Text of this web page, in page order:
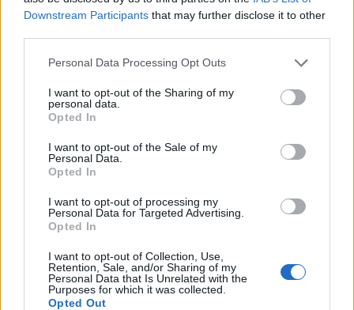
Downstream Participants that may further disclose it to other
Personal Data Processing Opt Outs
I want to opt-out of the Sharing of my
personal data.
Opted In
I want to opt-out of the Sale of my
Personal Data.
Opted In
I want to opt-out of processing my
Personal Data for Targeted Advertising.
Opted In
I want to opt-out of Collection, Use,
Retention, Sale, and/or Sharing of my
Personal Data that Is Unrelated with the
Purposes for which it was collected.
Opted Out